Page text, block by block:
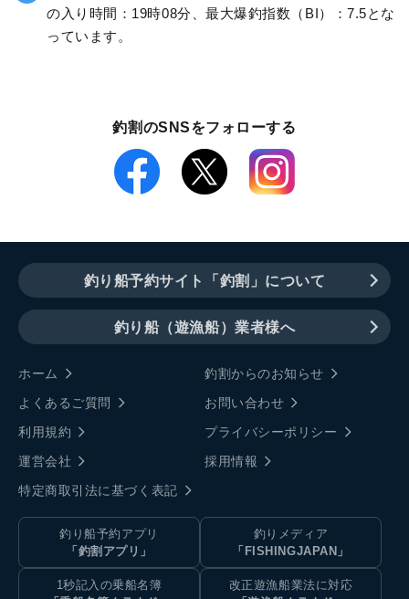
の入り時間：19時08分、最大爆釣指数（BI）：7.5とな
っています。
釣割のSNSをフォローする
釣り船予約サイト「釣割」について
釣り船（遊漁船）業者様へ
ホーム
釣割からのお知らせ
よくあるご質問
お問い合わせ
利用規約
プライバシーポリシー
運営会社
採用情報
特定商取引法に基づく表記
釣り船予約アプリ
「釣割アプリ」
釣りメディア
「FISHINGJAPAN」
1秒記入の乗船名簿
改正遊漁船業法に対応